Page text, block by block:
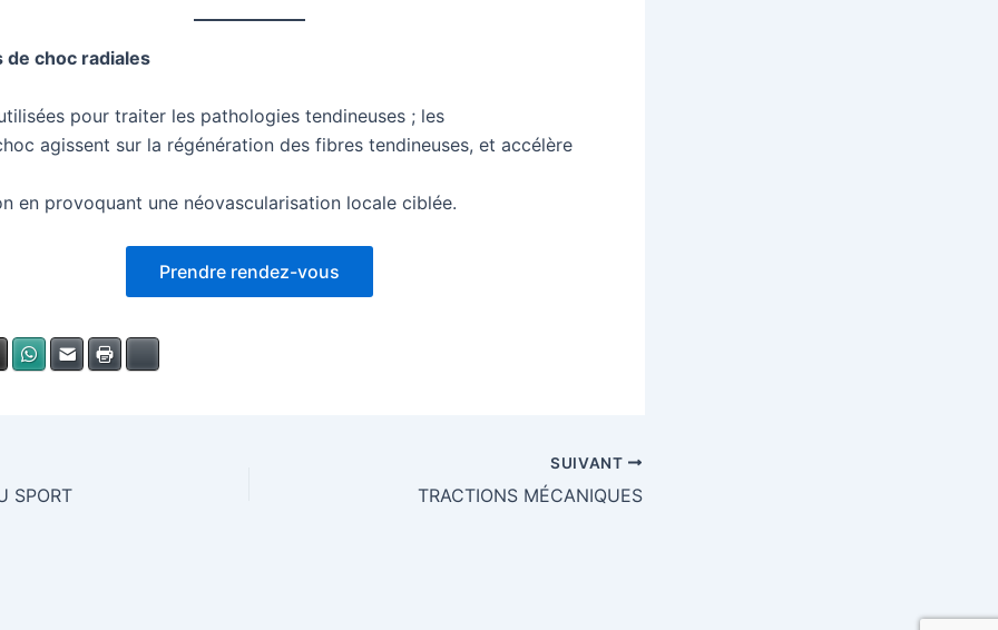
de choc radiales
pour traiter les pathologies tendineuses ; les
agissent sur la régénération des fibres tendineuses, et accélère
en provoquant une néovascularisation locale ciblée.
Prendre rendez-vous
WhatsApp
E-mail
SPORT
SUIVANT
TRACTIONS MÉCANIQUES